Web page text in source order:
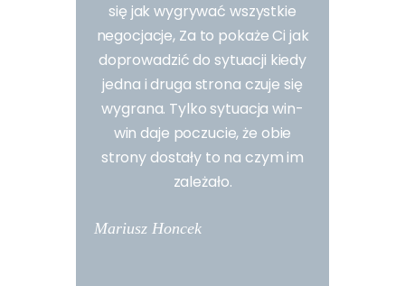
się jak wygrywać wszystkie
negocjacje, Za to pokaże Ci jak
doprowadzić do sytuacji kiedy
jedna i druga strona czuje się
wygrana. Tylko sytuacja win-
win daje poczucie, że obie
strony dostały to na czym im
zależało.
Mariusz Honcek